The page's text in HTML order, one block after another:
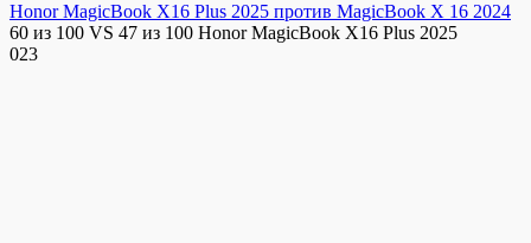
Honor MagicBook X16 Plus 2025 против MagicBook X 16 2024
60 из 100 VS 47 из 100 Honor MagicBook X16 Plus 2025
023